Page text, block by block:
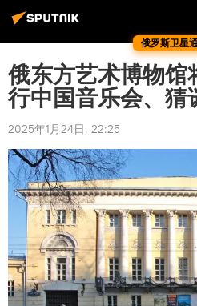
俄罗斯卫星
俄东方艺术博物
行中国音乐会、猜
2025年1月24日, 22:25